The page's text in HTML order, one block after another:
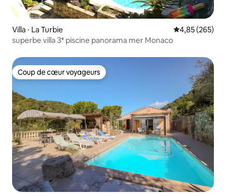
Villa ⋅ La Turbie Évaluation
4,85 (265)
superbe villa 3* piscine panorama mer Monaco
Coup de cœur voyageurs
Coup de cœur voyageurs